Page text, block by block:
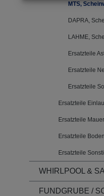
MTS,
DAPRA,
LAHME,
Ersatzteile
Ersatzteile
Ersatzteile
Ersatzteile
Ersatzteile
Ersatzteile
Ersatzteile
WHIRLPOOL &
FUNDGRUBE /